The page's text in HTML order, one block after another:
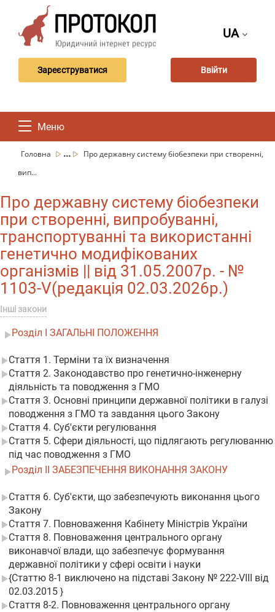
UA
Зареєструватися Ввійти
Меню
Головна ...
Про державну систему біобезпеки при створенні,
вип...
Про державну систему біобезпеки
при створенні, випробуванні,
транспортуванні та використанні
генетично модифікованих
організмів || від 31.05.2007р. - №
1103-V(редакція 02.03.2026р.)
Інші закони
Розділ I ЗАГАЛЬНІ ПОЛОЖЕННЯ
Стаття 1. Терміни та їх визначення
Стаття 2. Законодавство про генетично-інженерну
діяльність та поводження з ГМО
Стаття 3. Основні принципи державної політики в галузі
поводження з ГМО та завдання цього Закону
Стаття 4. Суб'єкти регулювання
Стаття 5. Сфери діяльності, що підлягають регулюванню
під час поводження з ГМО
Розділ II ЗАБЕЗПЕЧЕННЯ ВИКОНАННЯ ЗАКОНУ
Стаття 6. Суб'єкти, що забезпечують виконання цього
Закону
Стаття 7. Повноваження Кабінету Міністрів України
Стаття 8. Повноваження центрального органу
виконавчої влади, що забезпечує формування
державної політики у сфері освіти і науки
{Статтю 8-1 виключено на підставі Закону № 222-VIII від
02.03.2015 }
Стаття 8-2. Повноваження центрального органу